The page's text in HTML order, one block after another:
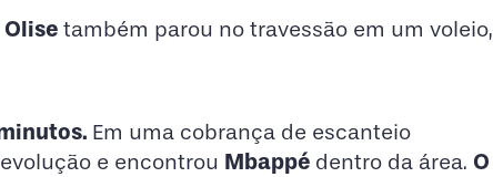
também parou no travessão em um voleio,
Em uma cobrança de escanteio
e encontrou Mbappé dentro da área. O